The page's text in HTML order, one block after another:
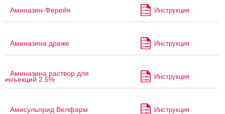
Аминазин-Ферейн Инструкция
Аминазина драже Инструкция
Аминазина раствор для
инъекций 2.5% Инструкция
Амисульприд Велфарм Инструкция